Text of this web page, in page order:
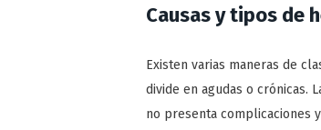
Causas y tipos de
Existen varias maneras de
divide en agudas o crónicas.
no presenta complicaciones